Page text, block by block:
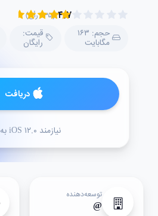
۴.۷ (۲۳۵ رأی)
حجم: ۱۶۳
مگابایت
قیمت:
رایگان
دریافت
نیازمند iOS ۱۲.۰ به بالا
توسعه‌دهنده
@